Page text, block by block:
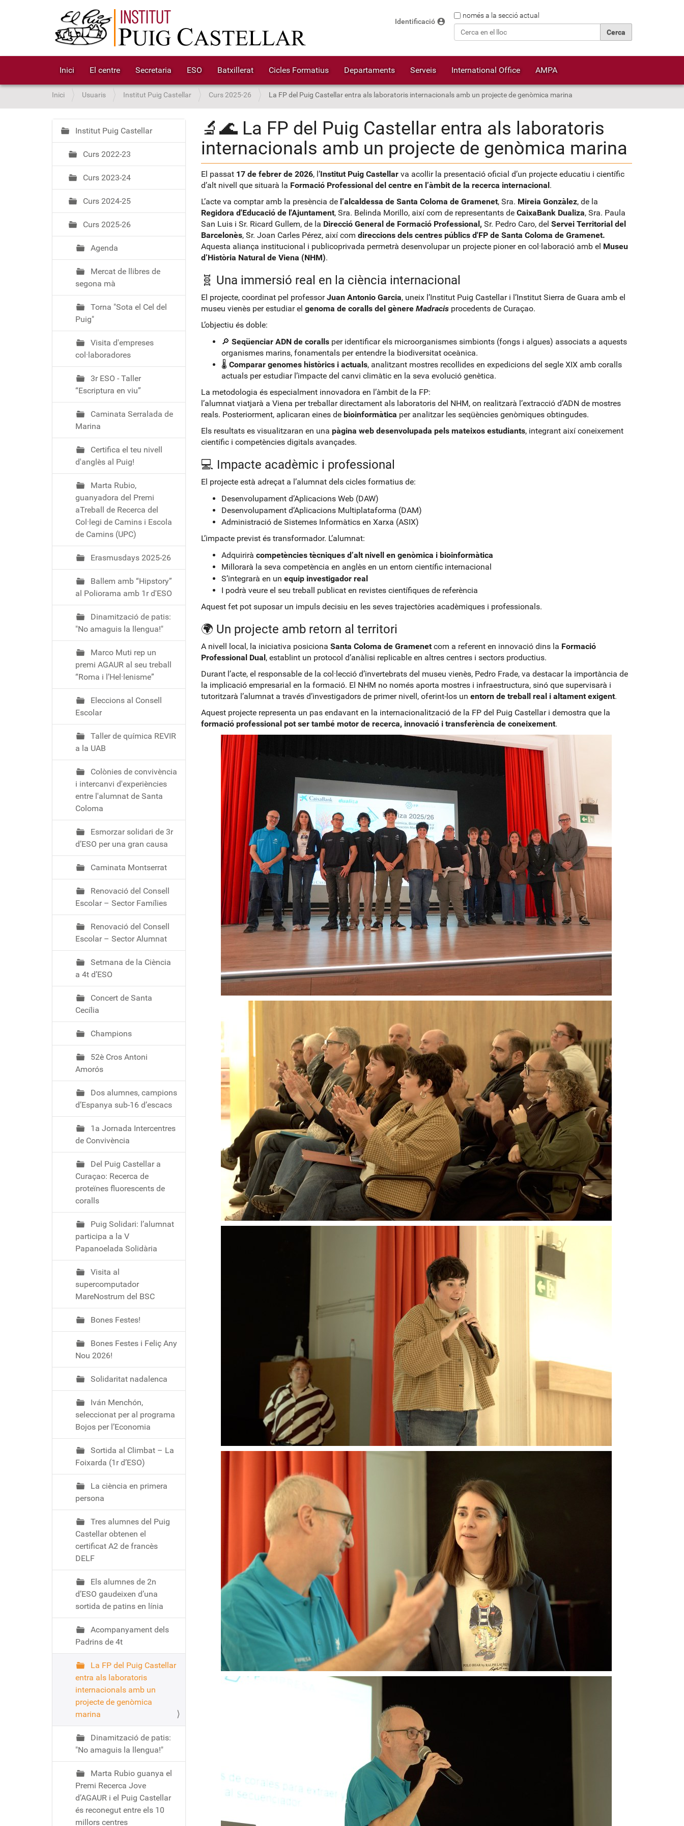
Cercanomés a la secció actual
Identificació account_circle
Inici El centre Secretaria ESO Batxillerat Cicles Formatius Departaments Serveis International Office AMPA
S
o
u
:
Inici Usuaris Institut Puig Castellar Curs 2025-26 La FP del Puig Castellar entra als laboratoris internacionals amb un projecte de genòmica marina
🔬🌊 La FP del Puig Castellar entra als laboratoris
internacionals amb un projecte de genòmica marina
El passat 17 de febrer de 2026, l’Institut Puig Castellarva acollir la presentació oficial d’un projecte educatiu i científic
d’alt nivell que situarà la Formació Professional del centre en l’àmbit de la recerca internacional.
L’acte va comptar amb la presència de l’alcaldessa de Santa Coloma de Gramenet, Sra. Mireia Gonzàlez, de la
Regidora d'Educació de l'Ajuntament, Sra. Belinda Morillo, així com de representants de CaixaBank Dualiza, Sra. Paula
San Luis i Sr. Ricard Gullem, de la Direcció General de Formació Professional, Sr. Pedro Caro, del Servei Territorial del
Barcelonès, Sr. Joan Carles Pérez, així com direccions dels centres públics d'FP de Santa Coloma de Gramenet.
Aquesta aliança institucional i publicoprivada permetrà desenvolupar un projecte pioner en col·laboració amb el Museu
d’Història Natural de Viena (NHM).
🧬 Una immersió real en la ciència internacional
El projecte, coordinat pel professorJuan Antonio Garcia, uneix l’Institut Puig Castellar i l’Institut Sierra de Guara amb el
museu vienès per estudiar el genoma de coralls del gènere Madracisprocedents de Curaçao.
L’objectiu és doble:
🔎 Seqüenciar ADN de corallsper identificar els microorganismes simbionts (fongs i algues) associats a aquests
organismes marins, fonamentals per entendre la biodiversitat oceànica.
🌡️ Comparar genomes històrics i actuals, analitzant mostres recollides en expedicions del segle XIX amb coralls
actuals per estudiar l’impacte del canvi climàtic en la seva evolució genètica.
La metodologia és especialment innovadora en l’àmbit de la FP:
l’alumnat viatjarà a Viena per treballar directament als laboratoris del NHM, on realitzarà l’extracció d’ADN de mostres
reals. Posteriorment, aplicaran eines de bioinformàtica per analitzar les seqüències genòmiques obtingudes.
Els resultats es visualitzaran en una pàgina web desenvolupada pels mateixos estudiants, integrant així coneixement
científic i competències digitals avançades.
💻 Impacte acadèmic i professional
El projecte està adreçat a l’alumnat dels cicles formatius de:
Desenvolupament d’Aplicacions Web (DAW)
Desenvolupament d’Aplicacions Multiplataforma (DAM)
Administració de Sistemes Informàtics en Xarxa (ASIX)
L’impacte previst és transformador. L’alumnat:
Adquirirà competències tècniques d’alt nivell en genòmica i bioinformàtica
Millorarà la seva competència en anglès en un entorn científic internacional
S’integrarà en un equip investigador real
I podrà veure el seu treball publicat en revistes científiques de referència
Aquest fet pot suposar un impuls decisiu en les seves trajectòries acadèmiques i professionals.
🌍 Un projecte amb retorn al territori
A nivell local, la iniciativa posiciona Santa Coloma de Gramenetcom a referent en innovació dins la Formació
Professional Dual, establint un protocol d’anàlisi replicable en altres centres i sectors productius.
Durant l’acte, el responsable de la col·lecció d’invertebrats del museu vienès, Pedro Frade, va destacar la importància de
la implicació empresarial en la formació. El NHM no només aporta mostres i infraestructura, sinó que supervisarà i
tutoritzarà l’alumnat a través d’investigadors de primer nivell, oferint-los un entorn de treball real i altament exigent.
Aquest projecte representa un pas endavant en la internacionalització de la FP del Puig Castellar i demostra que la
formació professional pot ser també motor de recerca, innovació i transferència de coneixement.
N
a
e
a
Institut Puig Castellar
Curs 2022-23
Curs 2023-24
Curs 2024-25
Curs 2025-26
Agenda
Mercat de llibres de
segona mà
Torna "Sota el Cel del
Puig"
Visita d'empreses
col·laboradores
3r ESO - Taller
“Escriptura en viu”
Caminata Serralada de
Marina
Certifica el teu nivell
d'anglès al Puig!
Marta Rubio,
guanyadora del Premi
aTreball de Recerca del
Col·legi de Camins i Escola
de Camins (UPC)
Erasmusdays 2025-26
Ballem amb “Hipstory”
al Poliorama amb 1r d'ESO
Dinamització de patis:
"No amaguis la llengua!"
Marco Muti rep un
premi AGAUR al seu treball
“Roma i l’Hel·lenisme”
Eleccions al Consell
Escolar
Taller de química REVIR
a la UAB
Colònies de convivència
i intercanvi d'experiències
entre l'alumnat de Santa
Coloma
Esmorzar solidari de 3r
d’ESO per una gran causa
Caminata Montserrat
Renovació del Consell
Escolar – Sector Famílies
Renovació del Consell
Escolar – Sector Alumnat
Setmana de la Ciència
a 4t d’ESO
Concert de Santa
Cecília
Champions
52è Cros Antoni
Amorós
Dos alumnes, campions
d’Espanya sub-16 d’escacs
1a Jornada Intercentres
de Convivència
Del Puig Castellar a
Curaçao: Recerca de
proteïnes fluorescents de
coralls
Puig Solidari: l’alumnat
participa a la V
Papanoelada Solidària
Visita al
supercomputador
MareNostrum del BSC
Bones Festes!
Bones Festes i Feliç Any
Nou 2026!
Solidaritat nadalenca
Iván Menchón,
seleccionat per al programa
Bojos per l’Economia
Sortida al Climbat – La
Foixarda (1r d’ESO)
La ciència en primera
persona
Tres alumnes del Puig
Castellar obtenen el
certificat A2 de francès
DELF
Els alumnes de 2n
d’ESO gaudeixen d’una
sortida de patins en línia
Acompanyament dels
Padrins de 4t
La FP del Puig Castellar
entra als laboratoris
internacionals amb un
projecte de genòmica
marina
Dinamització de patis:
"No amaguis la llengua!"
Marta Rubio guanya el
Premi Recerca Jove
d’AGAUR i el Puig Castellar
és reconegut entre els 10
millors centres